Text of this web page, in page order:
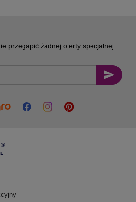
przegapić żadnej oferty specjalnej